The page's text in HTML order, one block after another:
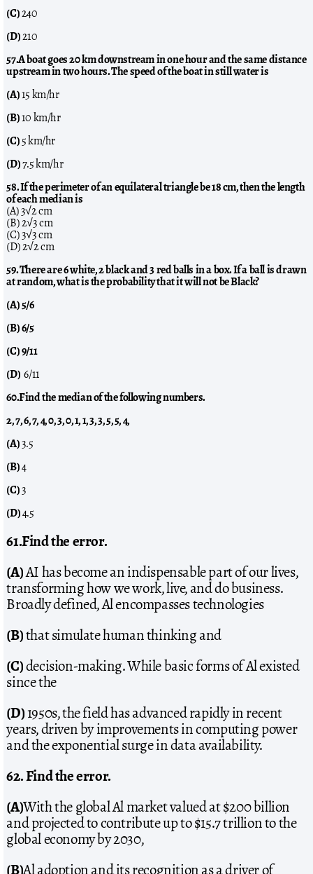
(C)240
(D)210
57.A boat goes 20 km downstream in one hour and the same distance
upstream in two hours. The speed of the boat in still water is
(A)15 km/hr
(B)10 km/hr
(C)5 km/hr
(D)7.5 km/hr
58. If the perimeter of an equilateral triangle be 18 cm, then the length
of each median is
(A) 3√2 cm
(B) 2√3 cm
(C) 3√3 cm
(D) 2√2 cm
59. There are 6 white, 2 black and 3 red balls in a box. If a ball is drawn
at random, what is the probability that it will not be Black?
(A) 5/6
(B) 6/5
(C) 9/11
(D) 6/11
60.Find the median of the following numbers.
2, 7, 6, 7, 4, 0, 3, 0, 1, 1, 3, 3, 5, 5, 4,
(A)3.5
(B)4
(C)3
(D)4.5
61.Find the error.
(A)AI has become an indispensable part of our lives,
transforming how we work, live, and do business.
Broadly defined, Al encompasses technologies
(B)that simulate human thinking and
(C)decision-making. While basic forms of Al existed
since the
(D)1950s, the field has advanced rapidly in recent
years, driven by improvements in computing power
and the exponential surge in data availability.
62. Find the error.
(A)With the global Al market valued at $200 billion
and projected to contribute up to $15.7 trillion to the
global economy by 2030,